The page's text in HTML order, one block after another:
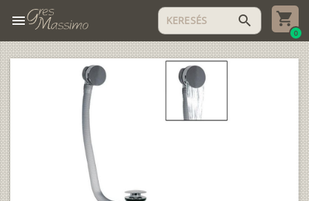
menu search
0